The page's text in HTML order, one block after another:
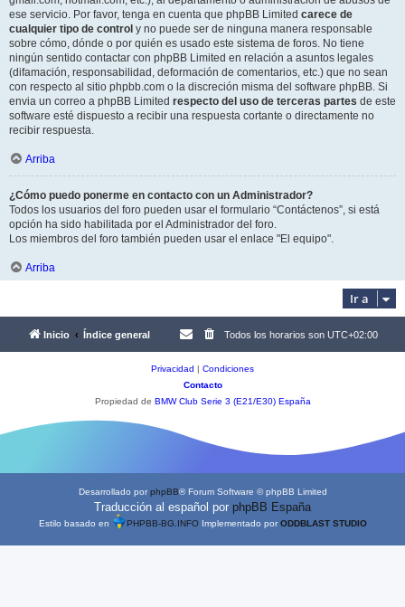
ese servicio. Por favor, tenga en cuenta que phpBB Limited carece de
cualquier tipo de control y no puede ser de ninguna manera responsable
sobre cómo, dónde o por quién es usado este sistema de foros. No tiene
ningún sentido contactar con phpBB Limited en relación a asuntos legales
(difamación, responsabilidad, deformación de comentarios, etc.) que no sean
con respecto al sitio phpbb.com o la discreción misma del software phpBB. Si
envia un correo a phpBB Limited respecto del uso de terceras partes de este
software esté dispuesto a recibir una respuesta cortante o directamente no
recibir respuesta.
Arriba
¿Cómo puedo ponerme en contacto con un Administrador?
Todos los usuarios del foro pueden usar el formulario “Contáctenos”, si está
opción ha sido habilitada por el Administrador del foro.
Los miembros del foro también pueden usar el enlace "El equipo".
Arriba
Ir a
Inicio Índice general Todos los horarios son UTC+02:00
Privacidad | Condiciones
Contacto
Propiedad de BMW Club Serie 3 (E21/E30) España
Desarrollado porphpBB® Forum Software © phpBB Limited
Traducción al español por phpBB España
Estilo basado en PHPBB-BG.INFOImplementado porODDBLAST STUDIO